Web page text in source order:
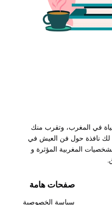
في المغرب، وتقرب منك
لك نافذة حول فن العيش في
المغربية المؤثرة و
صفحات هامة
سياسة الخصوصية